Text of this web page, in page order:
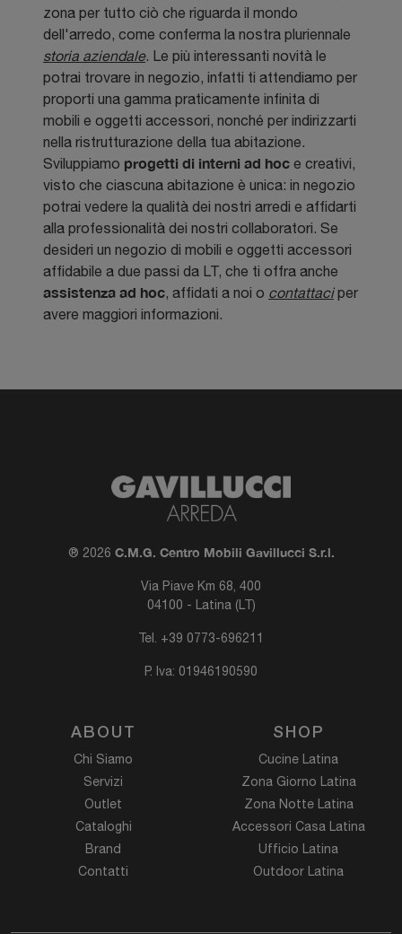
zona per tutto ciò che riguarda il mondo
dell'arredo, come conferma la nostra pluriennale
storia aziendale. Le più interessanti novità le
potrai trovare in negozio, infatti ti attendiamo per
proporti una gamma praticamente infinita di
mobili e oggetti accessori, nonché per indirizzarti
nella ristrutturazione della tua abitazione.
Sviluppiamo progetti di interni ad hoc e creativi,
visto che ciascuna abitazione è unica: in negozio
potrai vedere la qualità dei nostri arredi e affidarti
alla professionalità dei nostri collaboratori. Se
desideri un negozio di mobili e oggetti accessori
affidabile a due passi da LT, che ti offra anche
assistenza ad hoc, affidati a noi o contattaciper
avere maggiori informazioni.
® 2026 C.M.G. Centro Mobili Gavillucci S.r.l.
Via Piave Km 68, 400
04100 - Latina (LT)
Tel. +39 0773-696211
P. Iva: 01946190590
ABOUT
Chi Siamo
Servizi
Outlet
Cataloghi
Brand
Contatti
SHOP
Cucine Latina
Zona Giorno Latina
Zona Notte Latina
Accessori Casa Latina
Ufficio Latina
Outdoor Latina